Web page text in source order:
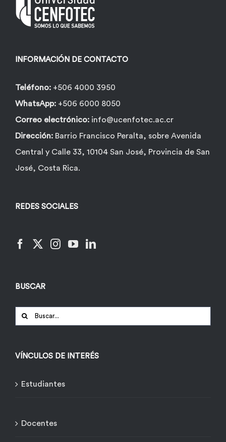
pueden
elegir
la
de
producto
INFORMACIÓN DE CONTACTO
Teléfono: +506 4000 3950
WhatsApp: +506 6000 8050
Correo electrónico: info@ucenfotec.ac.cr
Dirección: Barrio Francisco Peralta, sobre Avenida
Central y Calle 33, 10104 San José, Provincia de San
José, Costa Rica.
REDES SOCIALES
BUSCAR
Buscar:
VÍNCULOS DE INTERÉS
Estudiantes
Docentes